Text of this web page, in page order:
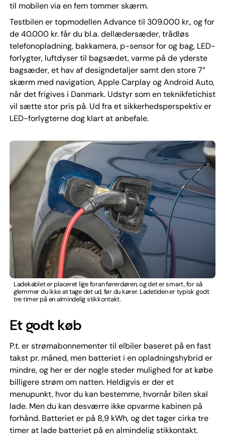
til mobilen via en fem tommer skærm.
Testbilen er topmodellen Advance til 309.000 kr., og for
de 40.000 kr. får du bl.a. dellædersæder, trådløs
telefonopladning, bakkamera, p-sensor for og bag, LED-
forlygter, luftdyser til bagsædet, varme på de yderste
bagsæder, et hav af designdetaljer samt den store 7”
skærm med navigation, Apple Carplay og Android Auto,
når det frigives i Danmark. Udstyr som en teknikfetichist
vil sætte stor pris på. Ud fra et sikkerhedsperspektiv er
LED-forlygterne dog klart at anbefale.
Ladekablet er placeret lige foran førerdøren, og det er smart, for så
glemmer du ikke at tage det ud, før du kører. Ladetiden er typisk godt
tre timer på en almindelig stikkontakt.
Et godt køb
P.t. er strømabonnementer til elbiler baseret på en fast
takst pr. måned, men batteriet i en opladningshybrid er
mindre, og her er der nogle steder mulighed for at købe
billigere strøm om natten. Heldigvis er der et
menupunkt, hvor du kan bestemme, hvornår bilen skal
lade. Men du kan desværre ikke opvarme kabinen på
forhånd. Batteriet er på 8,9 kWh, og det tager cirka tre
timer at lade batteriet på en almindelig stikkontakt.